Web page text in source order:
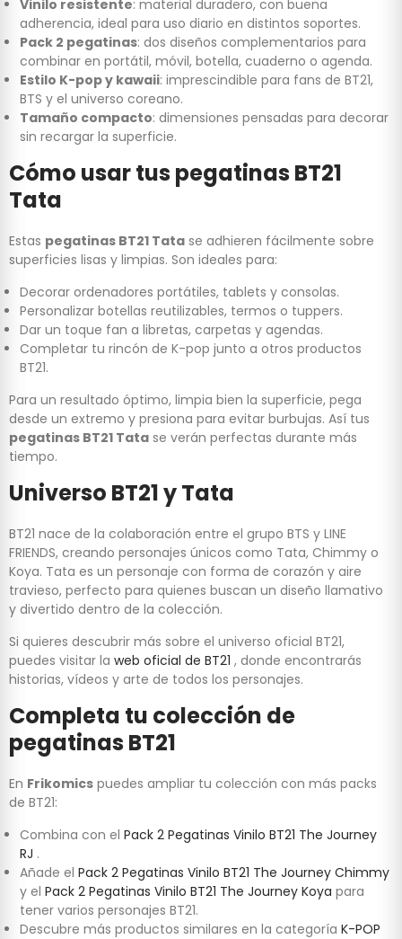
Vinilo resistente: material duradero, con buena
adherencia, ideal para uso diario en distintos soportes.
Pack 2 pegatinas: dos diseños complementarios para
combinar en portátil, móvil, botella, cuaderno o agenda.
Estilo K-pop y kawaii: imprescindible para fans de BT21,
BTS y el universo coreano.
Tamaño compacto: dimensiones pensadas para decorar
sin recargar la superficie.
Cómo usar tus pegatinas BT21
Tata
Estas pegatinas BT21 Tata se adhieren fácilmente sobre
superficies lisas y limpias. Son ideales para:
Decorar ordenadores portátiles, tablets y consolas.
Personalizar botellas reutilizables, termos o tuppers.
Dar un toque fan a libretas, carpetas y agendas.
Completar tu rincón de K-pop junto a otros productos
BT21.
Para un resultado óptimo, limpia bien la superficie, pega
desde un extremo y presiona para evitar burbujas. Así tus
pegatinas BT21 Tata se verán perfectas durante más
tiempo.
Universo BT21 y Tata
BT21 nace de la colaboración entre el grupo BTS y LINE
FRIENDS, creando personajes únicos como Tata, Chimmy o
Koya. Tata es un personaje con forma de corazón y aire
travieso, perfecto para quienes buscan un diseño llamativo
y divertido dentro de la colección.
Si quieres descubrir más sobre el universo oficial BT21,
puedes visitar la web oficial de BT21 , donde encontrarás
historias, vídeos y arte de todos los personajes.
Completa tu colección de
pegatinas BT21
En Frikomics puedes ampliar tu colección con más packs
de BT21:
Combina con el Pack 2 Pegatinas Vinilo BT21 The Journey
RJ .
Añade el Pack 2 Pegatinas Vinilo BT21 The Journey Chimmy
y el Pack 2 Pegatinas Vinilo BT21 The Journey Koya para
tener varios personajes BT21.
Descubre más productos similares en la categoría K-POP